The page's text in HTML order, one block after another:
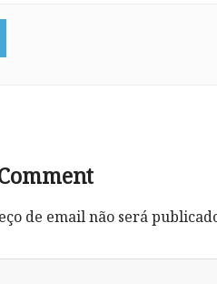
de email não será